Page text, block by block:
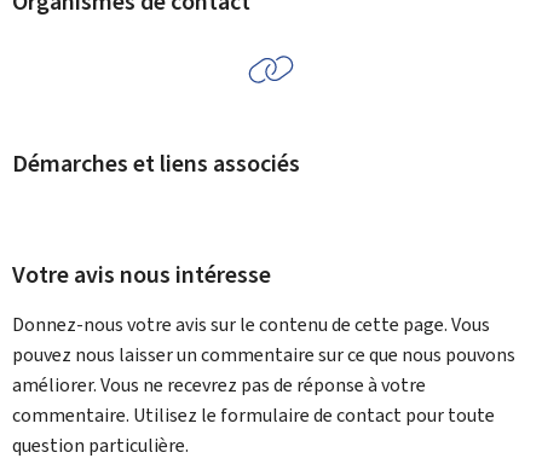
Démarches et liens associés
Votre avis nous intéresse
Donnez-nous votre avis sur le contenu de cette page. Vous
pouvez nous laisser un commentaire sur ce que nous pouvons
améliorer. Vous ne recevrez pas de réponse à votre
commentaire. Utilisez le formulaire de contact pour toute
question particulière.